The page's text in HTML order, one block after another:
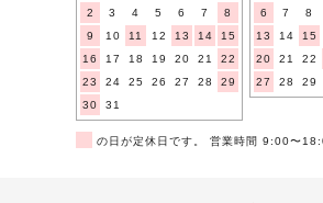
2
3 4 5 6 7
8
9
10 11 12 13 14
15
16
17 18 19 20 21
22
23
24 25 26 27 28
29
30
31
6
7 8
13
14 15
20
21 22
27
28 29
の日が定休日です。 営業時間 9:00〜